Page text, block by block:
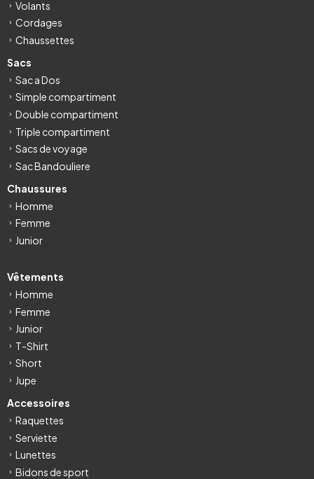
Volants
Cordages
Chaussettes
Sacs
Sac a Dos
Simple compartiment
Double compartiment
Triple compartiment
Sacs de voyage
Sac Bandouliere
Chaussures
Homme
Femme
Junior
Vêtements
Homme
Femme
Junior
T-Shirt
Short
Jupe
Accessoires
Raquettes
Serviette
Lunettes
Bidons de sport